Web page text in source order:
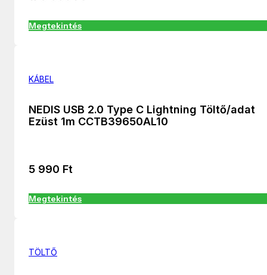
Megtekintés
KÁBEL
NEDIS USB 2.0 Type C Lightning Töltő/adat
Ezüst 1m CCTB39650AL10
5 990 Ft
Megtekintés
TÖLTŐ